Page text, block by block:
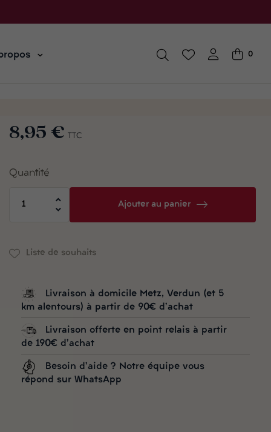
0
8,95 € TTC
Quantité
Ajouter au panier
Liste de souhaits
Livraison à domicile Metz, Verdun (et 5
km alentours) à partir de 90€ d'achat
Livraison offerte en point relais à partir
de 190€ d'achat
Besoin d'aide ? Notre équipe vous
répond sur WhatsApp